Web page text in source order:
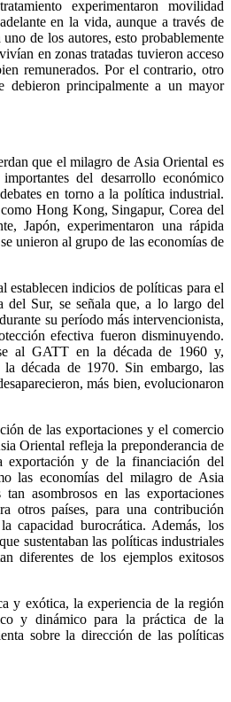
experimentaron movilidad
en la vida, aunque a través de
de los autores, esto probablemente
en zonas tratadas tuvieron acceso
remunerados. Por el contrario, otro
debieron principalmente a un mayor
que el milagro de Asia Oriental es
del desarrollo económico
en torno a la política industrial.
Hong Kong, Singapur, Corea del
Japón, experimentaron una rápida
unieron al grupo de las economías de
establecen indicios de políticas para el
del Sur, se señala que, a lo largo del
su período más intervencionista,
efectiva fueron disminuyendo.
al GATT en la década de 1960 y,
década de 1970. Sin embargo, las
más bien, evolucionaron
de las exportaciones y el comercio
Oriental refleja la preponderancia de
exportación y de la financiación del
las economías del milagro de Asia
asombrosos en las exportaciones
otros países, para una contribución
capacidad burocrática. Además, los
sustentaban las políticas industriales
diferentes de los ejemplos exitosos
y exótica, la experiencia de la región
y dinámico para la práctica de la
sobre la dirección de las políticas